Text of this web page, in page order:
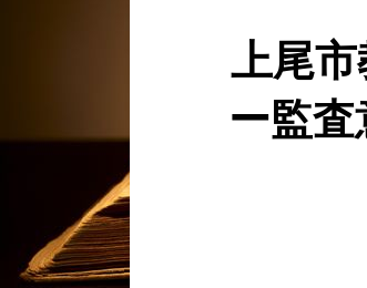
上尾
ー監